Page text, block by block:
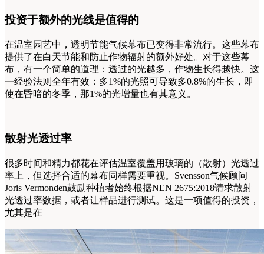
投资于额外的光线是值得的
在温室园艺中，透明节能气候幕布已变得非常流行。这些幕布
提供了在白天节能和防止作物辐射的额外好处。对于这些幕
布，有一个简单的道理：透过的光越多，作物生长得越快。这
一经验法则全年有效：多1%的光照可导致多0.8%的生长，即
使在昏暗的冬季，那1%的光增量也有其意义。
散射光透过率
很多时间和精力都花在评估温室覆盖用玻璃的（散射）光透过
率上，但选择合适的幕布同样需要重视。Svensson气候顾问
Joris Vermonden鼓励种植者始终根据NEN 2675:2018请求散射
光透过率数据，或者让样品进行测试。这是一项值得的投资，
尤其是在